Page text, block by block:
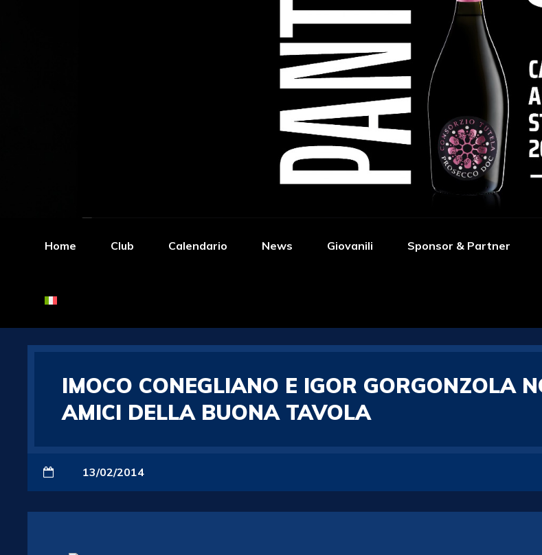
Home Club Calendario News Giovanili Sponsor & Partner
IMOCO CONEGLIANO E IGOR GORGONZOLA
AMICI DELLA BUONA TAVOLA
13/02/2014